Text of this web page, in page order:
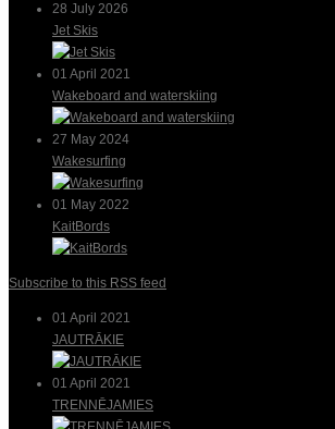
28 July 2026
Jet Skis
01 April 2021
Wakeboard and waterskiing
27 May 2024
Wakesurfing
01 May 2022
KaitBords
Subscribe to this RSS feed
01 April 2021
JAUTRĀKIE
01 April 2021
TRENNĒJAMIES